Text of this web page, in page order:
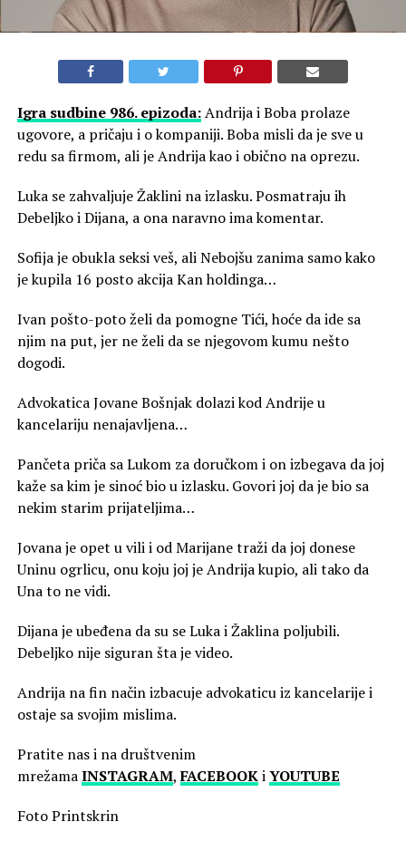
Igra sudbine 986. epizoda:Andrija i Boba prolaze
ugovore, a pričaju i o kompaniji. Boba misli da je sve u
redu sa firmom, ali je Andrija kao i obično na oprezu.
Luka se zahvaljuje Žaklini na izlasku. Posmatraju ih
Debeljko i Dijana, a ona naravno ima komentar.
Sofija je obukla seksi veš, ali Nebojšu zanima samo kako
je kupila 16 posto akcija Kan holdinga…
Ivan pošto-poto želi da pomogne Tići, hoće da ide sa
njim na put, jer ne želi da se njegovom kumu nešto
dogodi.
Advokatica Jovane Bošnjak dolazi kod Andrije u
kancelariju nenajavljena…
Pančeta priča sa Lukom za doručkom i on izbegava da joj
kaže sa kim je sinoć bio u izlasku. Govori joj da je bio sa
nekim starim prijateljima…
Jovana je opet u vili i od Marijane traži da joj donese
Uninu ogrlicu, onu koju joj je Andrija kupio, ali tako da
Una to ne vidi.
Dijana je ubeđena da su se Luka i Žaklina poljubili.
Debeljko nije siguran šta je video.
Andrija na fin način izbacuje advokaticu iz kancelarije i
ostaje sa svojim mislima.
Pratite nas i na društvenim
mrežamaINSTAGRAM,FACEBOOKiYOUTUBE
Foto Printskrin